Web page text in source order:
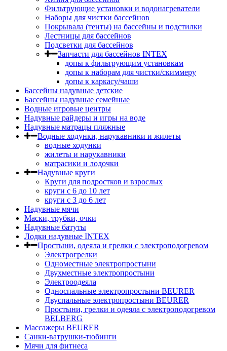
Фильтрующие установки и водонагреватели
Наборы для чистки бассейнов
Покрывала (тенты) на бассейны и подстилки
Лестницы для бассейнов
Подсветки для бассейнов
Запчасти для бассейнов INTEX
допы к фильтрующим установкам
допы к наборам для чистки/скиммеру
допы к каркасу/чаши
Бассейны надувные детские
Бассейны надувные семейные
Водные игровые центры
Надувные райдеры и игры на воде
Надувные матрацы пляжные
Водные ходунки, нарукавники и жилеты
водные ходунки
жилеты и нарукавники
матрасики и лодочки
Надувные круги
Круги для подростков и взрослых
круги с 6 до 10 лет
круги c 3 до 6 лет
Надувные мячи
Маски, трубки, очки
Надувные батуты
Лодки надувные INTEX
Простыни, одеяла и грелки с электроподогревом
Электрогрелки
Одноместные электропростыни
Двухместные электропростыни
Электроодеяла
Односпальные электропростыни BEURER
Двуспальные электропростыни BEURER
Простыни, грелки и одеяла с электроподогревом
BELBERG
Массажеры BEURER
Санки-ватрушки-тюбинги
Мячи для фитнеса